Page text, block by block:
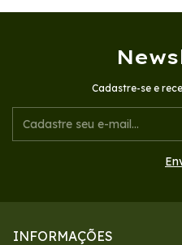
Cadastre-se e
INFORMAÇÕES